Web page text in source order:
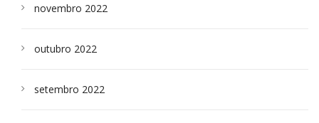
novembro 2022
outubro 2022
setembro 2022